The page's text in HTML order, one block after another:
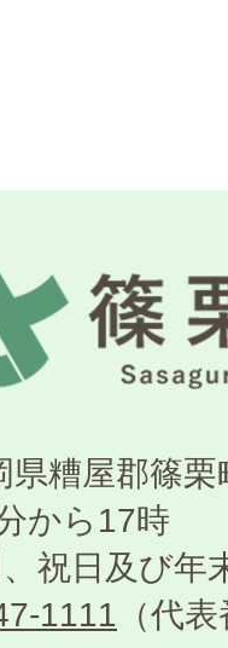
糟屋郡篠栗
から17時
、祝日及び年
1111 （代